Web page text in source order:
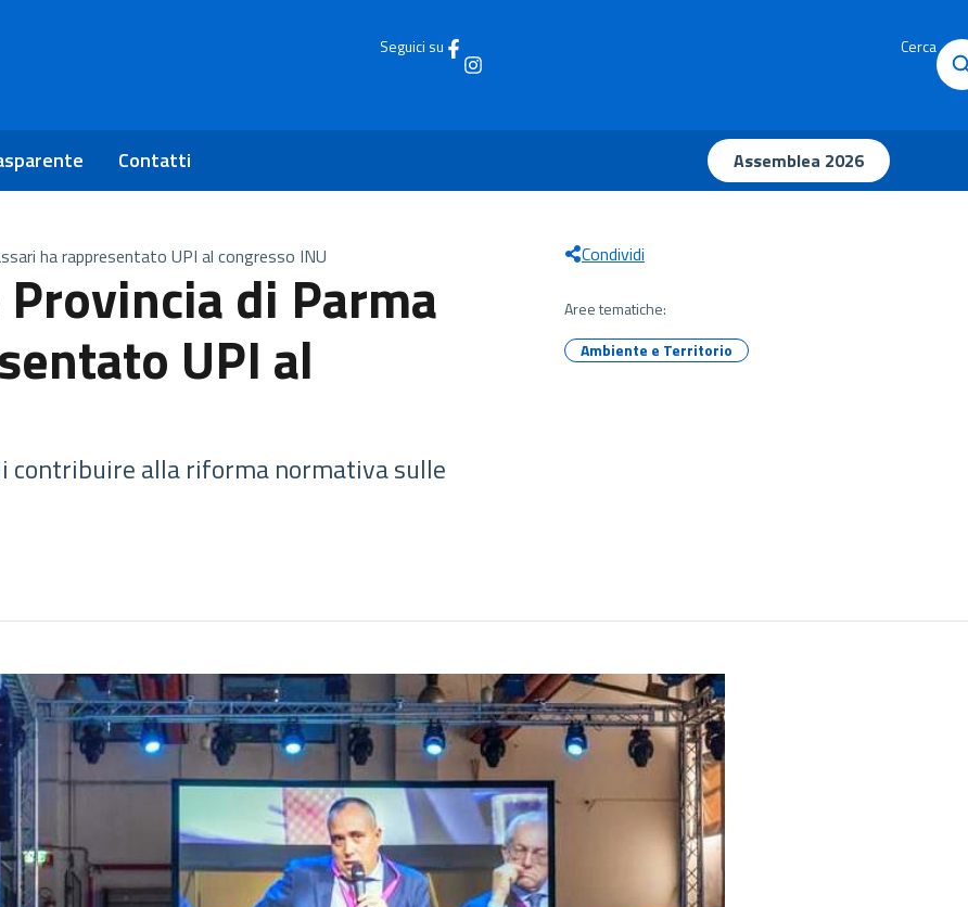
Seguici su Cerca
Contatti Assemblea 2026
ha rappresentato UPI al congresso INU
di Parma
UPI al
contribuire alla riforma normativa sulle
Condividi
Aree tematiche:
Ambiente e Territorio